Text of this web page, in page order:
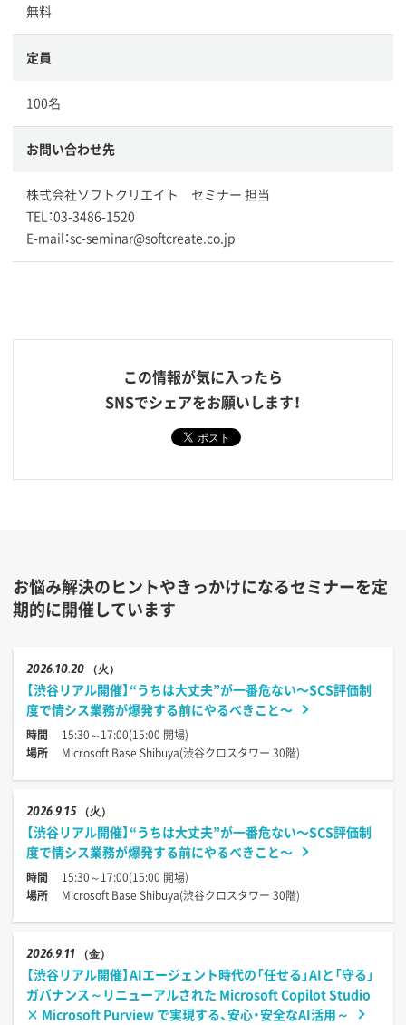
無料
定員
100名
お問い合わせ先
株式会社ソフトクリエイト セミナー 担当
TEL：03-3486-1520
E-mail：sc-seminar@softcreate.co.jp
この情報が気に入ったら
SNSでシェアをお願いします！
お悩み解決のヒントやきっかけになるセミナーを定
期的に開催しています
202610.20 （火）
【渋谷リアル開催】“うちは大丈夫”が一番危ない〜SCS評価制
度で情シス業務が爆発する前にやるべきこと〜
時間
15:30～17:00(15:00 開場)
場所
Microsoft Base Shibuya(渋谷クロスタワー 30階)
20269.15 （火）
【渋谷リアル開催】“うちは大丈夫”が一番危ない〜SCS評価制
度で情シス業務が爆発する前にやるべきこと〜
時間
15:30～17:00(15:00 開場)
場所
Microsoft Base Shibuya(渋谷クロスタワー 30階)
20269.11 （金）
【渋谷リアル開催】AIエージェント時代の「任せる」AIと「守る」
ガバナンス～リニューアルされた Microsoft Copilot Studio
× Microsoft Purview で実現する、安心・安全なAI活用～